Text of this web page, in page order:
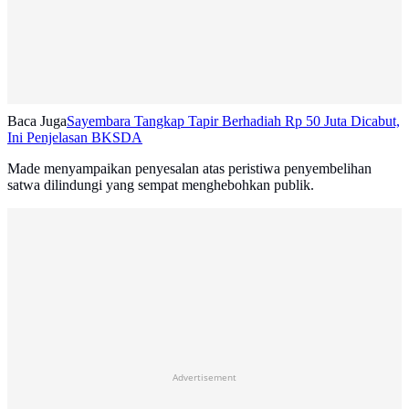
Baca JugaSayembara Tangkap Tapir Berhadiah Rp 50 Juta Dicabut,
Ini Penjelasan BKSDA
Made menyampaikan penyesalan atas peristiwa penyembelihan
satwa dilindungi yang sempat menghebohkan publik.
Advertisement